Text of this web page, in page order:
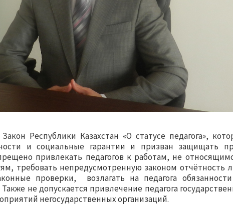
Республики Казахстан «О статусе педагога»,
и социальные гарантии и призван защищать
привлекать педагогов к работам, не
требовать непредусмотренную законом отчётность
проверки, возлагать на педагога
не допускается привлечение педагога
негосударственных организаций.